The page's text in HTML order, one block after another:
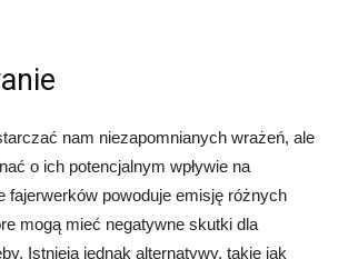
nam niezapomnianych wrażeń, ale
o ich potencjalnym wpływie na
fajerwerków powoduje emisję różnych
mogą mieć negatywne skutki dla
Istnieją jednak alternatywy, takie jak